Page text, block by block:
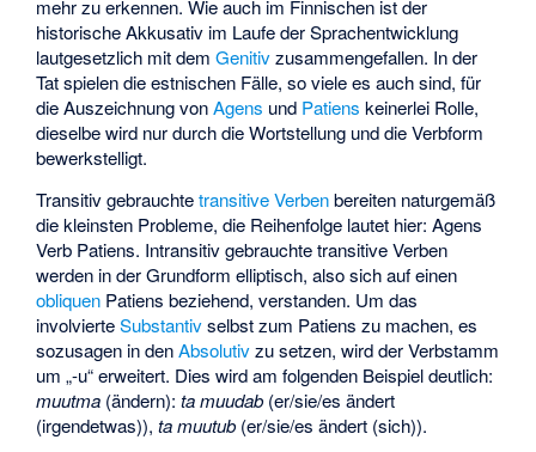
mehr zu erkennen. Wie auch im Finnischen ist der
historische Akkusativ im Laufe der Sprachentwicklung
lautgesetzlich mit demGenitivzusammengefallen. In der
Tat spielen die estnischen Fälle, so viele es auch sind, für
die Auszeichnung vonAgens und Patiens keinerlei Rolle,
dieselbe wird nur durch die Wortstellung und die Verbform
bewerkstelligt.
Transitiv gebrauchtetransitive Verbenbereiten naturgemäß
die kleinsten Probleme, die Reihenfolge lautet hier: Agens
Verb Patiens. Intransitiv gebrauchte transitive Verben
werden in der Grundform elliptisch, also sich auf einen
obliquen Patiens beziehend, verstanden. Um das
involvierteSubstantivselbst zum Patiens zu machen, es
sozusagen in denAbsolutivzu setzen, wird der Verbstamm
um „-u“ erweitert. Dies wird am folgenden Beispiel deutlich:
muutma (ändern):ta muudab (er/sie/es ändert
(irgendetwas)),ta muutub (er/sie/es ändert (sich)).